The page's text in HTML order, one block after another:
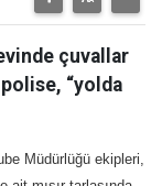
çuvallar
“yolda
Müdürlüğü ekipleri,